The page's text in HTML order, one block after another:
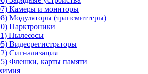
Камеры и мониторы
Модуляторы (трансмиттеры)
Парктроники
Пылесосы
Видеорегистраторы
Сигнализация
Флешки, карты памяти